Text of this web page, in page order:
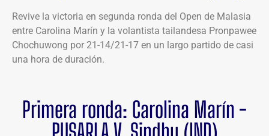
Revive la victoria en segunda ronda del Open de Malasia
entre Carolina Marín y la volantista tailandesa Pronpawee
Chochuwong por 21-14/21-17 en un largo partido de casi
una hora de duración.
Primera ronda: Carolina Marín -